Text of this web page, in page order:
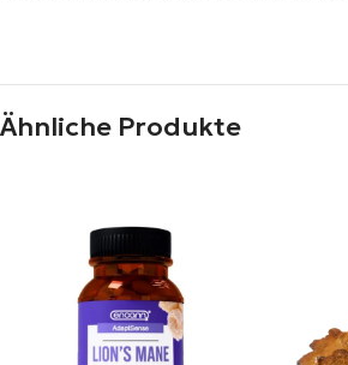
Ähnliche Produkte